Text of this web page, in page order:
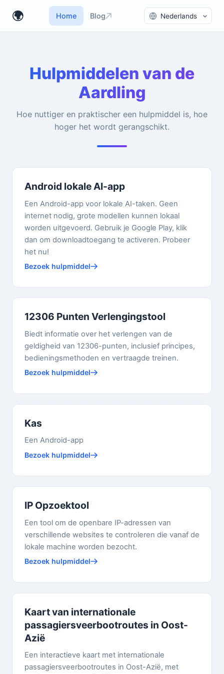
🌍 Home Blog Taal wisselen
Hulpmiddelen van de
Aardling
Hoe nuttiger en praktischer een hulpmiddel is, hoe
hoger het wordt gerangschikt.
Android lokale AI-app
Een Android-app voor lokale AI-taken. Geen
internet nodig, grote modellen kunnen lokaal
worden uitgevoerd. Gebruik je Google Play, klik
dan om downloadtoegang te activeren. Probeer
het nu!
Bezoek hulpmiddel
12306 Punten Verlengingstool
Biedt informatie over het verlengen van de
geldigheid van 12306-punten, inclusief principes,
bedieningsmethoden en vertraagde treinen.
Bezoek hulpmiddel
Kas
Een Android-app
Bezoek hulpmiddel
IP Opzoektool
Een tool om de openbare IP-adressen van
verschillende websites te controleren die vanaf de
lokale machine worden bezocht.
Bezoek hulpmiddel
Kaart van internationale
passagiersveerbootroutes in Oost-
Azië
Een interactieve kaart met internationale
passagiersveerbootroutes in Oost-Azië, met